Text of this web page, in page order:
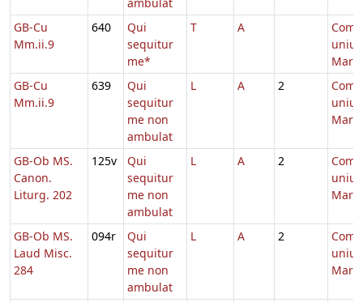
GB-Cu
Mm.ii.9
640
Qui
sequitur
me*
T A
unius
GB-Cu
Mm.ii.9
639
Qui
sequitur
me non
ambulat
L A 2
unius
GB-Ob MS.
Canon.
Liturg. 202
125v
Qui
sequitur
me non
ambulat
L A 2
unius
GB-Ob MS.
Laud Misc.
284
094r
Qui
sequitur
me non
ambulat
L A 2
unius